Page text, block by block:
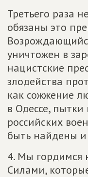
Третьего раза
обязаны это
уничтожен в
нацистские
злодейства
как сожжение
в Одессе,
российских
быть найдены
4. Мы
Силами,